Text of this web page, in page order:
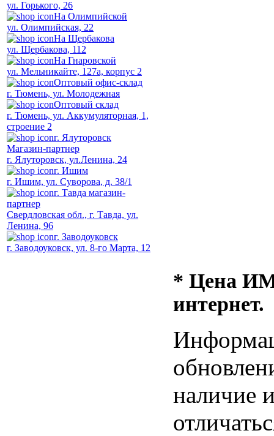
ул. Горького, 26
На Олимпийской
ул. Олимпийская, 22
На Щербакова
ул. Щербакова, 112
На Гнаровской
ул. Мельникайте, 127а, корпус 2
Оптовый офис-склад
г. Тюмень, ул. Молодежная
Оптовый склад
г. Тюмень, ул. Аккумуляторная, 1,
строение 2
г. Ялуторовск
Магазин-партнер
г. Ялуторовск, ул.Ленина, 24
г. Ишим
г. Ишим, ул. Суворова, д. 38/1
г. Тавда магазин-
партнер
Свердловская обл., г. Тавда, ул.
Ленина, 96
г. Заводоуковск
г. Заводоуковск, ул. 8-го Марта, 12
* Цена ИМ
интернет.
наличие